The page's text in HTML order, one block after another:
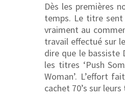
Dès les premières
temps. Le titre sent
vraiment au
travail effectué sur
dire que le bassiste
les titres ‘Push
Woman’. L’effort
cachet 70’s sur